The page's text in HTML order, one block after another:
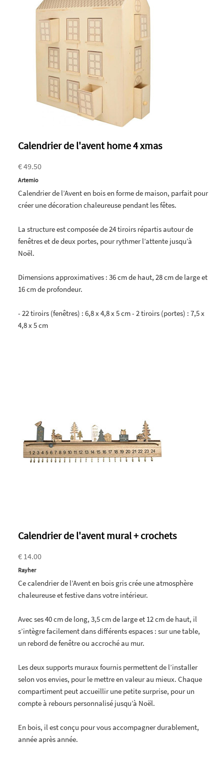
Calendrier de l'avent home 4 xmas
€ 49.50
Artemio
Calendrier de l’Avent en bois en forme de maison, parfait pour
créer une décoration chaleureuse pendant les fêtes.
La structure est composée de 24 tiroirs répartis autour de
fenêtres et de deux portes, pour rythmer l’attente jusqu’à
Noël.
Dimensions approximatives : 36 cm de haut, 28 cm de large et
16 cm de profondeur.
- 22 tiroirs (fenêtres) : 6,8 x 4,8 x 5 cm - 2 tiroirs (portes) : 7,5 x
4,8 x 5 cm
Calendrier de l'avent mural + crochets
€ 14.00
Rayher
Ce calendrier de l’Avent en bois gris crée une atmosphère
chaleureuse et festive dans votre intérieur.
Avec ses 40 cm de long, 3,5 cm de large et 12 cm de haut, il
s’intègre facilement dans différents espaces : sur une table,
un rebord de fenêtre ou accroché au mur.
Les deux supports muraux fournis permettent de l’installer
selon vos envies, pour le mettre en valeur au mieux. Chaque
compartiment peut accueillir une petite surprise, pour un
compte à rebours personnalisé jusqu’à Noël.
En bois, il est conçu pour vous accompagner durablement,
année après année.